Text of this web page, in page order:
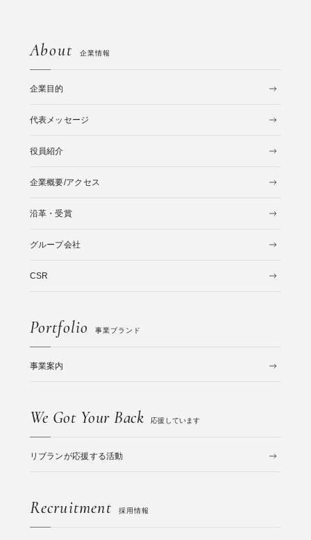
About 企業情報
企業目的
代表メッセージ
役員紹介
企業概要/アクセス
沿革・受賞
グループ会社
CSR
Portfolio 事業ブランド
事業案内
We Got Your Back 応援しています
リブランが応援する活動
Recruitment 採用情報